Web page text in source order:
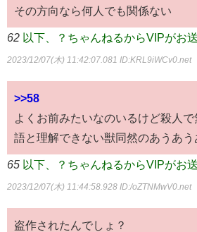
その方向なら何人でも関係ない
62 以下、？ちゃんねるからVIPがお
2023/12/07(木) 11:42:07.081 ID:KRL9iWCv0.net
>>58
よくお前みたいなのいるけど殺人で
語と理解できない獣同然のあうあう
65 以下、？ちゃんねるからVIPがお
2023/12/07(木) 11:44:58.928 ID:/oZTNMwV0.net
盗作されたんでしょ？